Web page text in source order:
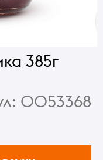
385г
0053368